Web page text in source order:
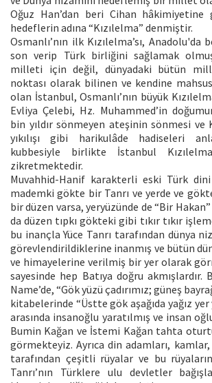
Oğuz Han’dan beri Cihan hâkimiyetine
hedeflerin adına “Kızılelma” denmiştir.
Osmanlı’nın ilk Kızılelma’sı,
son verip Türk birliğini sağlamak
milleti için değil, dünyadaki bütün
noktası olarak bilinen ve kendine
olan İstanbul, Osmanlı’nın büyük
Evliya Çelebi, Hz. Muhammed’in
bin yıldır sönmeyen ateşinin sönmesi ve
yıkılışı gibi harikulâde hadiseleri
kubbesiyle birlikte İstanbul
zikretmektedir.
Muvahhid-Hanif karakterli eski Türk
mademki gökte bir Tanrı ve yerde ve
bir düzen varsa, yeryüzünde de “Bir
da düzen tıpkı gökteki gibi tıkır tıkır
bu inançla Yüce Tanrı tarafından dünya
görevlendirildiklerine inanmış ve bütün
ve himayelerine verilmiş bir yer olarak
sayesinde hep Batıya doğru akmışlardır.
Name’de, “Gök yüzü çadırımız; güneş
kitabelerinde “Üstte gök aşağıda yağız yer
arasında insanoğlu yaratılmış ve insan
Bumin Kağan ve İstemi Kağan tahta
görmekteyiz. Ayrıca din adamları,
tarafından çeşitli rüyalar ve bu
Tanrı’nın Türklere ulu devletler